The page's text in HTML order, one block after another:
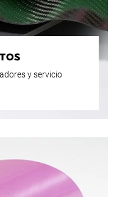
y servicio